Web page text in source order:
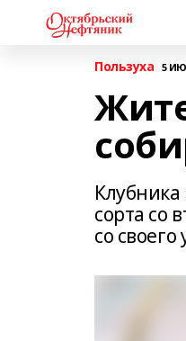
Пользуха 5
сорта со
со своего